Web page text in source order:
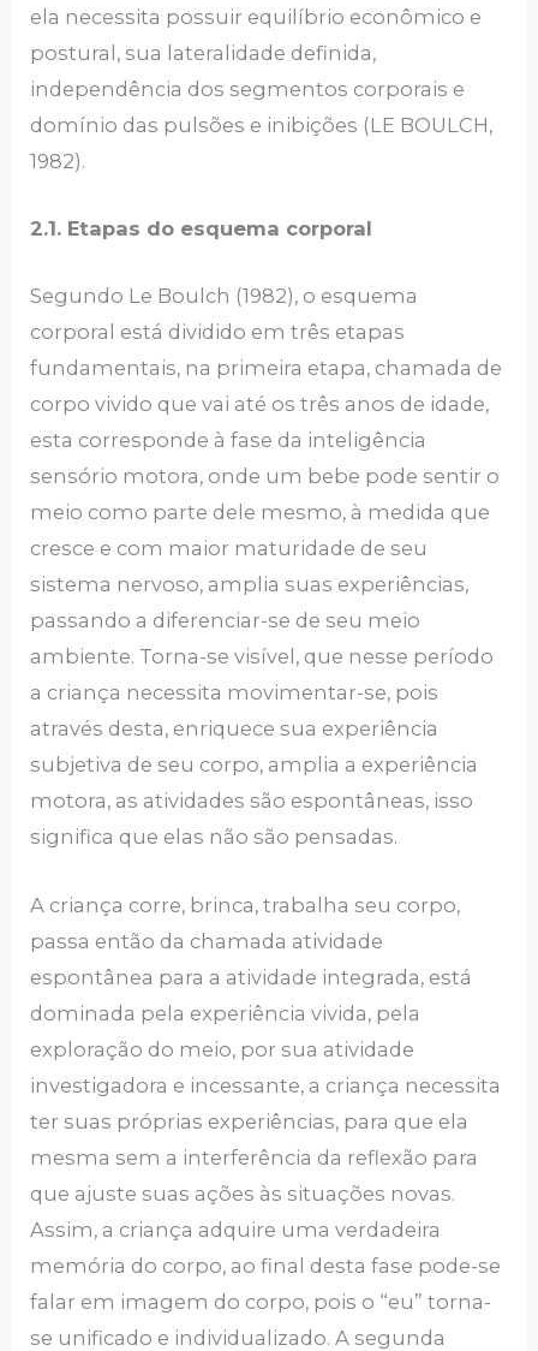
ela necessita possuir equilíbrio econômico e
postural, sua lateralidade definida,
independência dos segmentos corporais e
domínio das pulsões e inibições (LE BOULCH,
1982).
2.1. Etapas do esquema corporal
Segundo Le Boulch (1982), o esquema
corporal está dividido em três etapas
fundamentais, na primeira etapa, chamada de
corpo vivido que vai até os três anos de idade,
esta corresponde à fase da inteligência
sensório motora, onde um bebe pode sentir o
meio como parte dele mesmo, à medida que
cresce e com maior maturidade de seu
sistema nervoso, amplia suas experiências,
passando a diferenciar-se de seu meio
ambiente. Torna-se visível, que nesse período
a criança necessita movimentar-se, pois
através desta, enriquece sua experiência
subjetiva de seu corpo, amplia a experiência
motora, as atividades são espontâneas, isso
significa que elas não são pensadas.
A criança corre, brinca, trabalha seu corpo,
passa então da chamada atividade
espontânea para a atividade integrada, está
dominada pela experiência vivida, pela
exploração do meio, por sua atividade
investigadora e incessante, a criança necessita
ter suas próprias experiências, para que ela
mesma sem a interferência da reflexão para
que ajuste suas ações às situações novas.
Assim, a criança adquire uma verdadeira
memória do corpo, ao final desta fase pode-se
falar em imagem do corpo, pois o “eu” torna-
se unificado e individualizado. A segunda